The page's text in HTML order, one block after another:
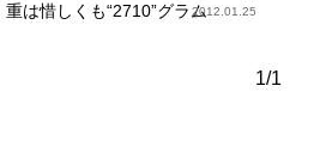
重は惜しくも“2710”グラム2012.01.25
1/1